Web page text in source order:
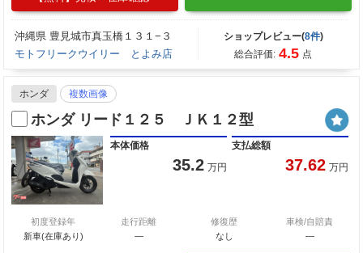
沖縄県 豊見城市真玉橋１３１−３
モトフリークウイリー とよみ店
ショップレビュー(8件)
総合評価: 4.5 点
ホンダ 複数画像
ホンダ リード１２５ ＪＫ１２型
本体価格
35.2 万円
支払総額
37.62 万円
初度登録年
新車(在庫あり)
走行距離
―
修復歴
なし
車検/自賠責
―